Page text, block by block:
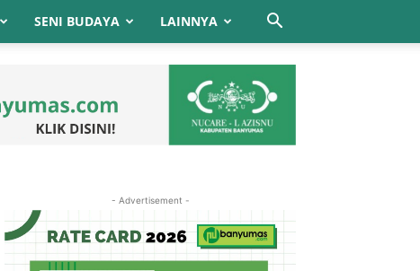
SENI BUDAYA LAINNYA
- Advertisement -